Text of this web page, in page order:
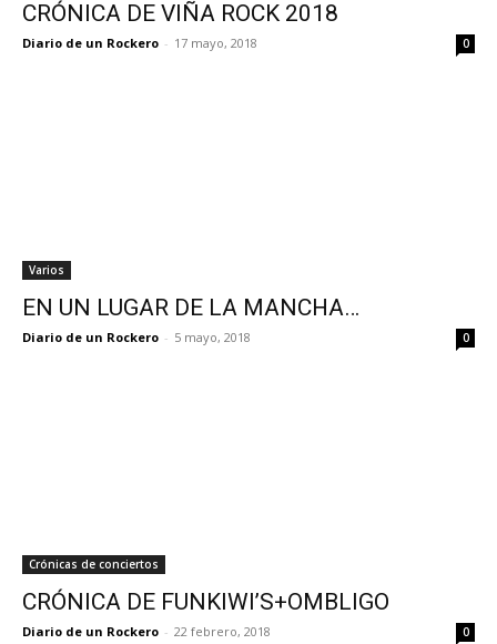
CRÓNICA DE VIÑA ROCK 2018
Diario de un Rockero - 17 mayo, 2018 0
Varios
EN UN LUGAR DE LA MANCHA…
Diario de un Rockero - 5 mayo, 2018 0
Crónicas de conciertos
CRÓNICA DE FUNKIWI’S+OMBLIGO
Diario de un Rockero - 22 febrero, 2018 0